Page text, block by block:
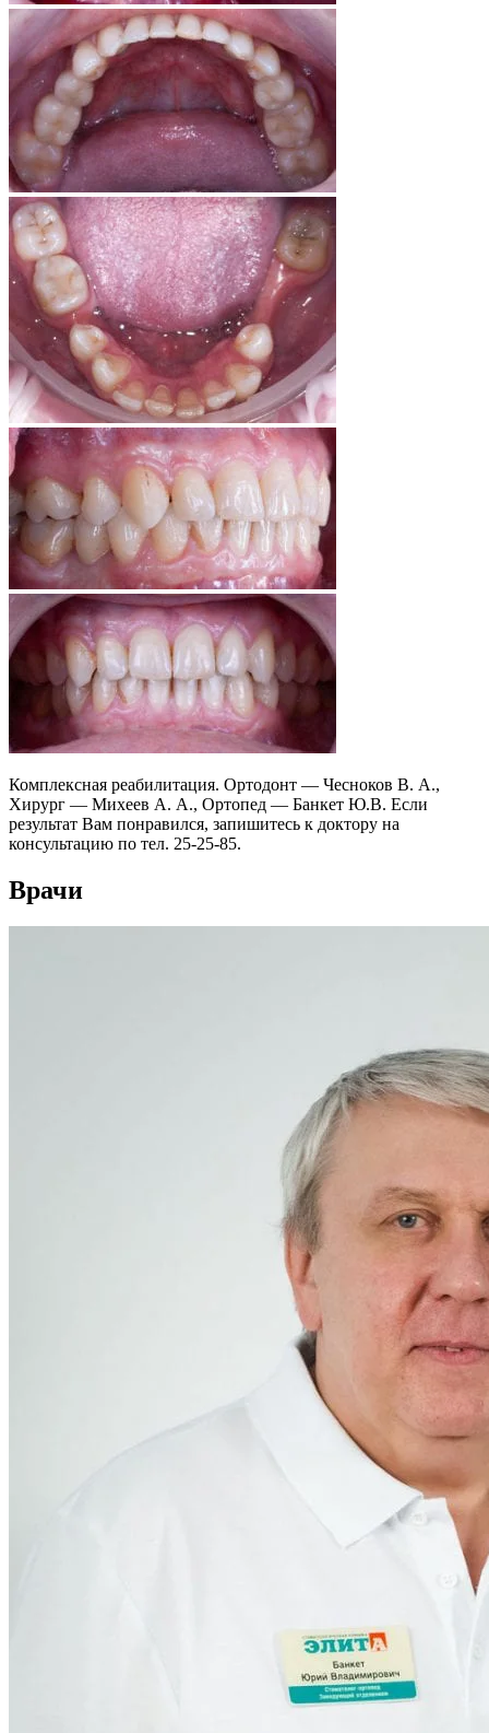
Комплексная реабилитация. Ортодонт — Чесноков В. А.,
Хирург — Михеев А. А., Ортопед — Банкет Ю.В. Если
результат Вам понравился, запишитесь к доктору на
консультацию по тел. 25-25-85.
Врачи